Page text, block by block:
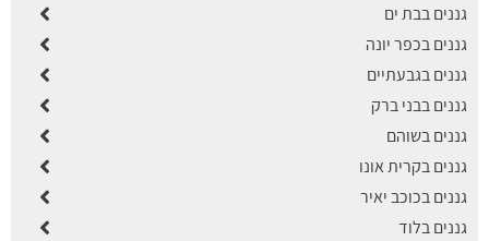
גננים בבת ים
גננים בכפר יונה
גננים בגבעתיים
גננים בבני ברק
גננים בשוהם
גננים בקרית אונו
גננים בכוכב יאיר
גננים בלוד